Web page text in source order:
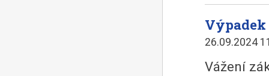
Výpadek
26.09.2024
Vážení